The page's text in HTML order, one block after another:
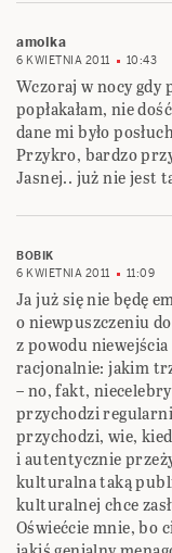
amolka
6 KWIETNIA 2011 10:43
Wczoraj w nocy gdy
popłakałam, nie
dane mi było
Przykro, bardzo
Jasnej.. już nie jest
BOBIK
6 KWIETNIA 2011
11:09
Ja już się nie będę
o niewpuszczeniu
z powodu
racjonalnie: jakim
– no, fakt,
przychodzi
przychodzi, wie,
i autentycznie
kulturalna taką
kulturalnej chce
Oświećcie mnie, bo